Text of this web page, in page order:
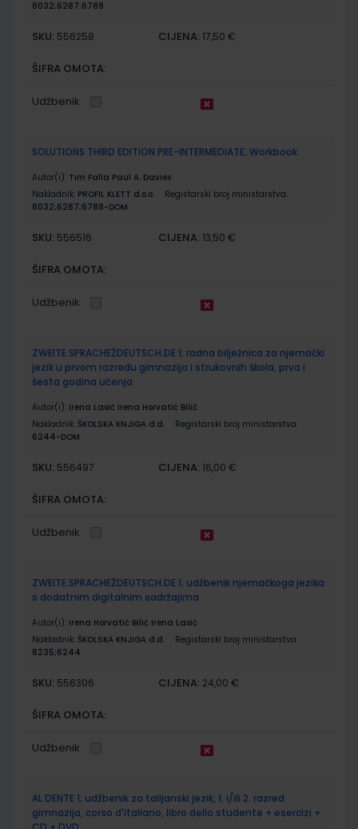
8032;6287;6788
SKU: 556258 CIJENA: 17,50 €
ŠIFRA OMOTA:
Udžbenik
SOLUTIONS THIRD EDITION PRE-INTERMEDIATE; Workbook
Autor(i): Tim Falla Paul A. Davies
Nakladnik: PROFIL KLETT d.o.o.
Registarski broj ministarstva:
8032;6287;6788-DOM
SKU: 556516 CIJENA: 13,50 €
ŠIFRA OMOTA:
Udžbenik
ZWEITE.SPRACHEŽDEUTSCH.DE 1; radna bilježnica za njemački
jezik u prvom razredu gimnazija i strukovnih škola, prva i
šesta godina učenja
Autor(i): Irena Lasić Irena Horvatić Bilić
Nakladnik: ŠKOLSKA KNJIGA d.d.
Registarski broj ministarstva:
6244-DOM
SKU: 556497 CIJENA: 16,00 €
ŠIFRA OMOTA:
Udžbenik
ZWEITE.SPRACHEŽDEUTSCH.DE 1; udžbenik njemačkoga jezika
s dodatnim digitalnim sadržajima
Autor(i): Irena Horvatić Bilić Irena Lasić
Nakladnik: ŠKOLSKA KNJIGA d.d.
Registarski broj ministarstva:
8235;6244
SKU: 556306 CIJENA: 24,00 €
ŠIFRA OMOTA:
Udžbenik
AL DENTE 1; udžbenik za talijanski jezik, 1. i/ili 2. razred
gimnazija, corso d'italiano, libro dello studente + esercizi +